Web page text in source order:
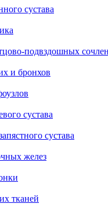
сустава
подвздошных
и бронхов
сустава
сустава
желез
тканей